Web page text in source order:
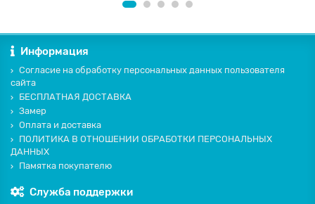
Информация
Согласие на обработку персональных данных пользователя
сайта
БЕСПЛАТНАЯ ДОСТАВКА
Замер
Оплата и доставка
ПОЛИТИКА В ОТНОШЕНИИ ОБРАБОТКИ ПЕРСОНАЛЬНЫХ
ДАННЫХ
Памятка покупателю
Служба поддержки